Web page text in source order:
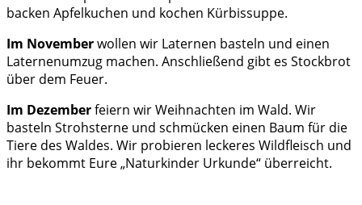
backen Apfelkuchen und kochen Kürbissuppe.
Im Novemberwollen wir Laternen basteln und einen
Laternenumzug machen. Anschließend gibt es Stockbrot
über dem Feuer.
Im Dezemberfeiern wir Weihnachten im Wald. Wir
basteln Strohsterne und schmücken einen Baum für die
Tiere des Waldes. Wir probieren leckeres Wildfleisch und
ihr bekommt Eure „Naturkinder Urkunde“ überreicht.